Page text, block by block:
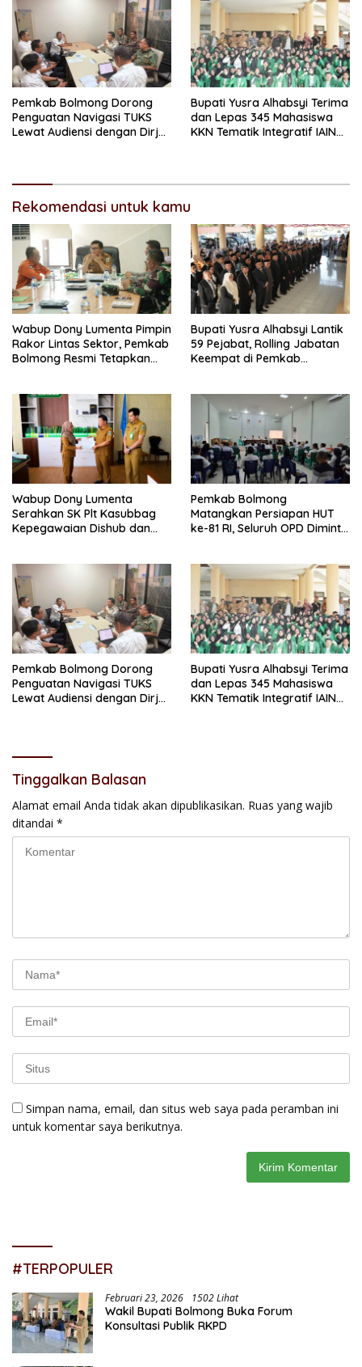
Pemkab Bolmong Dorong
Penguatan Navigasi TUKS
Lewat Audiensi dengan Dirjen
Bupati Yusra Alhabsyi Terima
dan Lepas 345 Mahasiswa
KKN Tematik Integratif IAIN
Rekomendasi untuk kamu
Wabup Dony Lumenta Pimpin
Rakor Lintas Sektor, Pemkab
Bolmong Resmi Tetapkan
Bupati Yusra Alhabsyi Lantik
59 Pejabat, Rolling Jabatan
Keempat di Pemkab
Wabup Dony Lumenta
Serahkan SK Plt Kasubbag
Kepegawaian Dishub dan
Pemkab Bolmong
Matangkan Persiapan HUT
ke-81 RI, Seluruh OPD Diminta
Pemkab Bolmong Dorong
Penguatan Navigasi TUKS
Lewat Audiensi dengan Dirjen
Bupati Yusra Alhabsyi Terima
dan Lepas 345 Mahasiswa
KKN Tematik Integratif IAIN
Tinggalkan Balasan
Alamat email Anda tidak akan dipublikasikan. Ruas yang wajib
ditandai *
Simpan nama, email, dan situs web saya pada peramban ini
untuk komentar saya berikutnya.
#TERPOPULER
Februari 23, 2026 1502 Lihat
Wakil Bupati Bolmong Buka Forum
Konsultasi Publik RKPD